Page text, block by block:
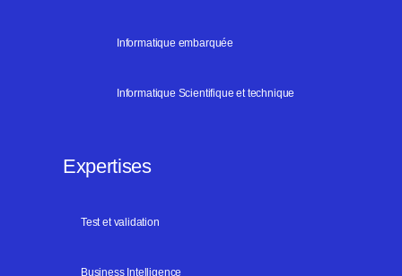
Informatique embarquée
Informatique Scientifique et technique
Expertises
Test et validation
Business Intelligence